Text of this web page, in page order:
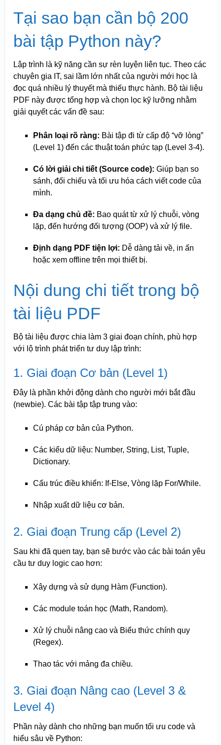
Tại sao bạn cần bộ 200
bài tập Python này?
Lập trình là kỹ năng cần sự rèn luyện liên tục. Theo các
chuyên gia IT, sai lầm lớn nhất của người mới học là
đọc quá nhiều lý thuyết mà thiếu thực hành. Bộ tài liệu
PDF này được tổng hợp và chọn lọc kỹ lưỡng nhằm
giải quyết các vấn đề sau:
Phân loại rõ ràng: Bài tập đi từ cấp độ “vỡ lòng”
(Level 1) đến các thuật toán phức tạp (Level 3-4).
Có lời giải chi tiết (Source code): Giúp bạn so
sánh, đối chiếu và tối ưu hóa cách viết code của
mình.
Đa dạng chủ đề: Bao quát từ xử lý chuỗi, vòng
lặp, đến hướng đối tượng (OOP) và xử lý file.
Định dạng PDF tiện lợi: Dễ dàng tải về, in ấn
hoặc xem offline trên mọi thiết bị.
Nội dung chi tiết trong bộ
tài liệu PDF
Bộ tài liệu được chia làm 3 giai đoạn chính, phù hợp
với lộ trình phát triển tư duy lập trình:
1. Giai đoạn Cơ bản (Level 1)
Đây là phần khởi động dành cho người mới bắt đầu
(newbie). Các bài tập tập trung vào:
Cú pháp cơ bản của Python.
Các kiểu dữ liệu: Number, String, List, Tuple,
Dictionary.
Cấu trúc điều khiển: If-Else, Vòng lặp For/While.
Nhập xuất dữ liệu cơ bản.
2. Giai đoạn Trung cấp (Level 2)
Sau khi đã quen tay, bạn sẽ bước vào các bài toán yêu
cầu tư duy logic cao hơn:
Xây dựng và sử dụng Hàm (Function).
Các module toán học (Math, Random).
Xử lý chuỗi nâng cao và Biểu thức chính quy
(Regex).
Thao tác với mảng đa chiều.
3. Giai đoạn Nâng cao (Level 3 &
Level 4)
Phần này dành cho những bạn muốn tối ưu code và
hiểu sâu về Python: